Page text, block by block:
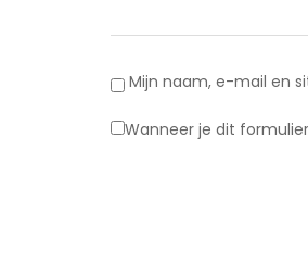
Mijn naam, e-mail en
Wanneer je dit